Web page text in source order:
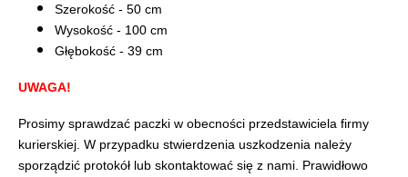
Szerokość - 50 cm
Wysokość - 100 cm
Głębokość - 39 cm
UWAGA!
Prosimy sprawdzać paczki w obecności przedstawiciela firmy
kurierskiej. W przypadku stwierdzenia uszkodzenia należy
sporządzić protokół lub skontaktować się z nami. Prawidłowo